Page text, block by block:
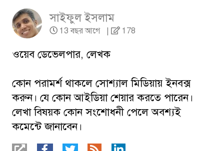
সাইফুল ইসলাম
13 বছর আগে | 178
ওয়েব ডেভেলপার, লেখক
কোন পরামর্শ থাকলে সোশ্যাল মিডিয়ায় ইনবক্স
করুন। যে কোন আইডিয়া শেয়ার করতে পারেন।
লেখা বিষয়ক কোন সংশোধনী পেলে অবশ্যই
কমেন্টে জানাবেন।